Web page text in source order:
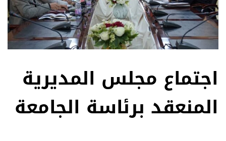
اجتماع مجلس المديرية
المنعقد برئاسة الجامعة